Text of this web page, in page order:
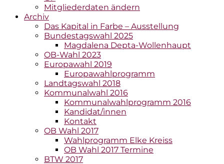
Mitgliederdaten ändern
Archiv
Das Kapital in Farbe – Ausstellung
Bundestagswahl 2025
Magdalena Depta-Wollenhaupt
OB-Wahl 2023
Europawahl 2019
Europawahlprogramm
Landtagswahl 2018
Kommunalwahl 2016
Kommunalwahlprogramm 2016
Kandidat/innen
Kontakt
OB Wahl 2017
Wahlprogramm Elke Kreiss
OB Wahl 2017 Termine
BTW 2017